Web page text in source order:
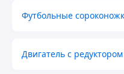
Футбольные
Двигатель с